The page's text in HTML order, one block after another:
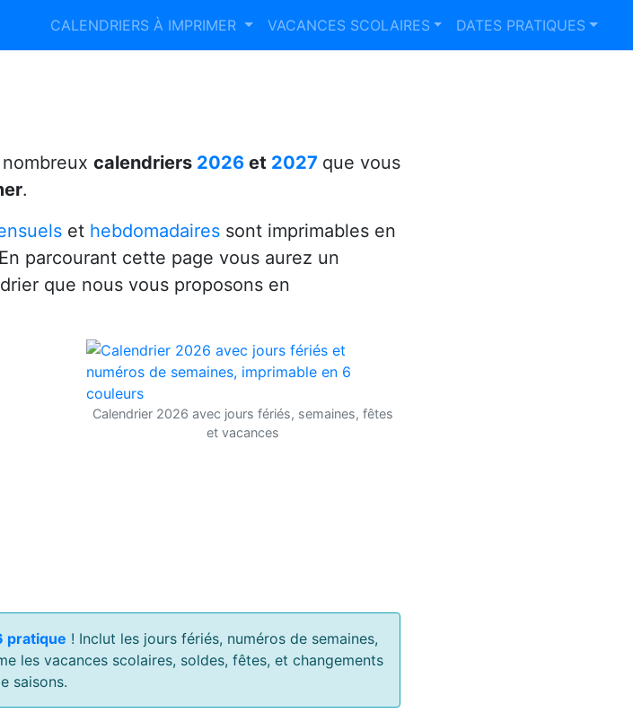
CALENDRIERS À IMPRIMER VACANCES SCOLAIRES DATES PRATIQUES
2027
calendriers 2026et 2027 que vous
.
et hebdomadairessont imprimables en
parcourant cette page vous aurez un
que nous vous proposons en
Calendrier 2026 avec jours fériés, semaines, fêtes
et vacances
pratique ! Inclut les jours fériés, numéros de semaines,
les vacances scolaires, soldes, fêtes, et changements
saisons.